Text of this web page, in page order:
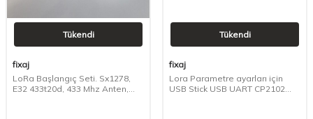
Tükendi
fixaj
LoRa Başlangıç Seti. Sx1278,
E32 433t20d, 433 Mhz Anten,
Tükendi
fixaj
Lora Parametre ayarları için
USB Stick USB UART CP2102